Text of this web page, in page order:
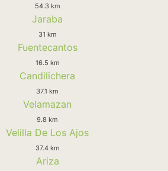
54.3 km
Jaraba
31 km
Fuentecantos
16.5 km
Candilichera
37.1 km
Velamazan
9.8 km
Velilla De Los Ajos
37.4 km
Ariza